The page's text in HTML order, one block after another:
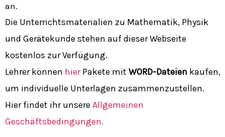
an.
Die Unterrichtsmaterialien zu Mathematik, Physik
und Gerätekunde stehen auf dieser Webseite
kostenlos zur Verfügung.
Lehrer können hierPakete mit WORD-Dateien kaufen,
um individuelle Unterlagen zusammenzustellen.
Hier findet ihr unsere Allgemeinen
Geschäftsbedingungen.